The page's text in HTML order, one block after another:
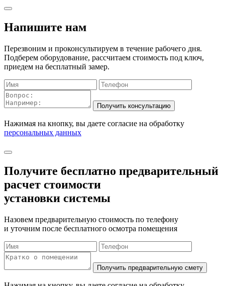
Напишите нам
Перезвоним и проконсультируем в течение рабочего дня.
Подберем оборудование, рассчитаем стоимость под ключ,
приедем на бесплатный замер.
Нажимая на кнопку, вы даете согласие на обработку
персональных данных
Получите бесплатно предварительный
расчет стоимости
установки системы
Назовем предварительную стоимость по телефону
и уточним после бесплатного осмотра помещения